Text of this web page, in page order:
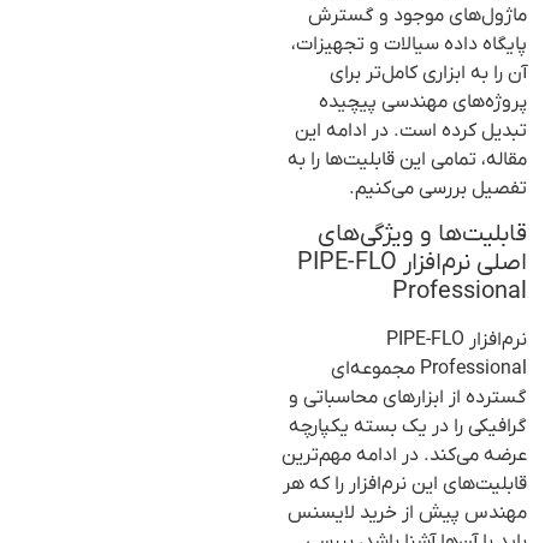
ماژول‌های موجود و گسترش
پایگاه داده سیالات و تجهیزات،
آن را به ابزاری کامل‌تر برای
پروژه‌های مهندسی پیچیده
تبدیل کرده است. در ادامه این
مقاله، تمامی این قابلیت‌ها را به
تفصیل بررسی می‌کنیم.
قابلیت‌ها و ویژگی‌های
اصلی نرم‌افزار PIPE-FLO
Professional
نرم‌افزار PIPE-FLO
Professional مجموعه‌ای
گسترده از ابزارهای محاسباتی و
گرافیکی را در یک بسته یکپارچه
عرضه می‌کند. در ادامه مهم‌ترین
قابلیت‌های این نرم‌افزار را که هر
مهندس پیش از خرید لایسنس